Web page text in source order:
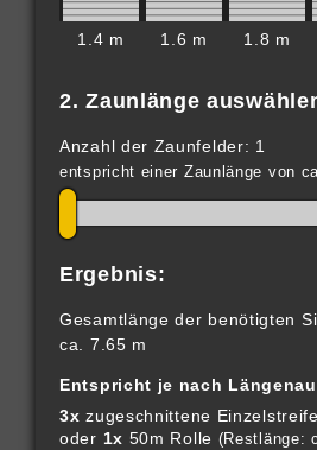
1.4 m 1.6 m 1.8 m
2. Zaunlänge
Anzahl der Zaunfelder: 1
entspricht einer Zaunlänge von
Ergebnis:
Gesamtlänge der benötigten
ca. 7.65 m
Entspricht je nach
3x zugeschnittene
oder 1x 50m Rolle (Restlänge: